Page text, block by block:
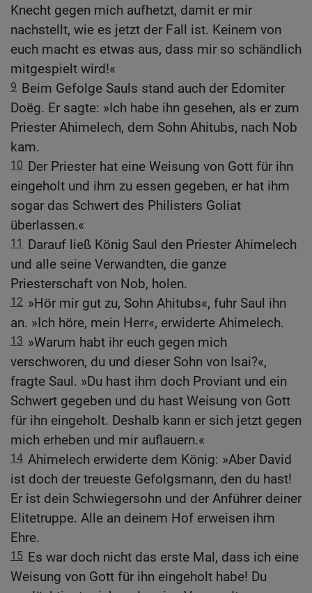
Knecht gegen mich aufhetzt, damit er mir
nachstellt, wie es jetzt der Fall ist. Keinem von
euch macht es etwas aus, dass mir so schändlich
mitgespielt wird!«
9 Beim Gefolge Sauls stand auch der Edomiter
Doëg. Er sagte: »Ich habe ihn gesehen, als er zum
Priester Ahimelech, dem Sohn Ahitubs, nach Nob
kam.
10 Der Priester hat eine Weisung von Gott für ihn
eingeholt und ihm zu essen gegeben, er hat ihm
sogar das Schwert des Philisters Goliat
überlassen.«
11
Darauf ließ König Saul den Priester Ahimelech
und alle seine Verwandten, die ganze
Priesterschaft von Nob, holen.
12 »Hör mir gut zu, Sohn Ahitubs«, fuhr Saul ihn
an. »Ich höre, mein Herr«, erwiderte Ahimelech.
13 »Warum habt ihr euch gegen mich
verschworen, du und dieser Sohn von Isai?«,
fragte Saul. »Du hast ihm doch Proviant und ein
Schwert gegeben und du hast Weisung von Gott
für ihn eingeholt. Deshalb kann er sich jetzt gegen
mich erheben und mir auflauern.«
14 Ahimelech erwiderte dem König: »Aber David
ist doch der treueste Gefolgsmann, den du hast!
Er ist dein Schwiegersohn und der Anführer deiner
Elitetruppe. Alle an deinem Hof erweisen ihm
Ehre.
15 Es war doch nicht das erste Mal, dass ich eine
Weisung von Gott für ihn eingeholt habe! Du